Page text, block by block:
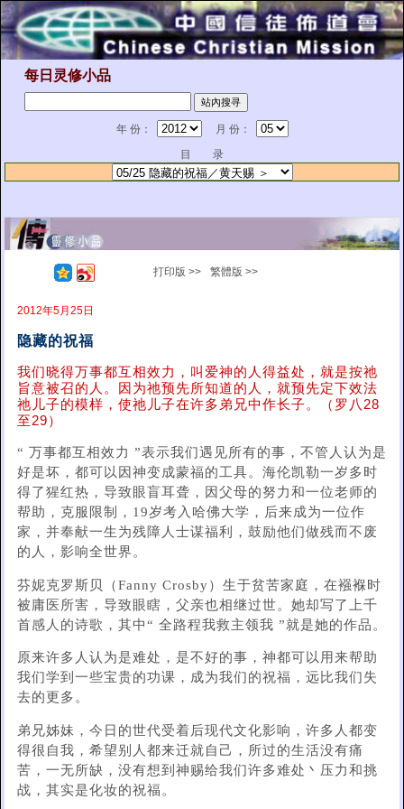
每日灵修小品
年 份：
月 份：
目 录
打印版 >> 繁體版 >>
2012年5月25日
隐藏的祝福
我们晓得万事都互相效力，叫爱神的人得益处，就是按祂
旨意被召的人。因为祂预先所知道的人，就预先定下效法
祂儿子的模样，使祂儿子在许多弟兄中作长子。（罗八28
至29）
“ 万事都互相效力 ”表示我们遇见所有的事，不管人认为是
好是坏，都可以因神变成蒙福的工具。海伦凯勒一岁多时
得了猩红热，导致眼盲耳聋，因父母的努力和一位老师的
帮助，克服限制，19岁考入哈佛大学，后来成为一位作
家，并奉献一生为残障人士谋福利，鼓励他们做残而不废
的人，影响全世界。
芬妮克罗斯贝（Fanny Crosby）生于贫苦家庭，在襁褓时
被庸医所害，导致眼瞎，父亲也相继过世。她却写了上千
首感人的诗歌，其中“ 全路程我救主领我 ”就是她的作品。
原来许多人认为是难处，是不好的事，神都可以用来帮助
我们学到一些宝贵的功课，成为我们的祝福，远比我们失
去的更多。
弟兄姊妹，今日的世代受着后现代文化影响，许多人都变
得很自我，希望别人都来迁就自己，所过的生活没有痛
苦，一无所缺，没有想到神赐给我们许多难处丶压力和挑
战，其实是化妆的祝福。